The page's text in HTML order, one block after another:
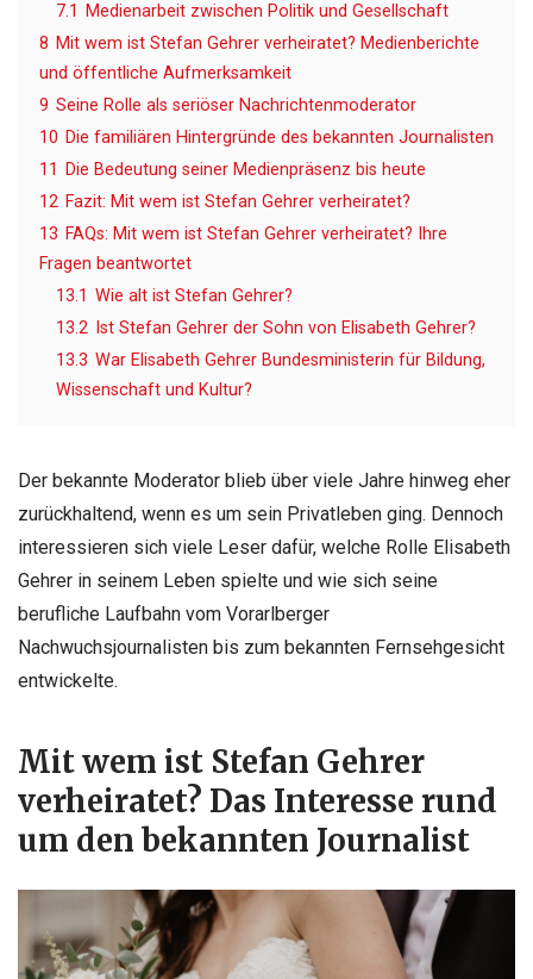
7.1
Medienarbeit zwischen Politik und Gesellschaft
8 Mit wem ist Stefan Gehrer verheiratet? Medienberichte
und öffentliche Aufmerksamkeit
9 Seine Rolle als seriöser Nachrichtenmoderator
10 Die familiären Hintergründe des bekannten Journalisten
11
Die Bedeutung seiner Medienpräsenz bis heute
12 Fazit: Mit wem ist Stefan Gehrer verheiratet?
13 FAQs: Mit wem ist Stefan Gehrer verheiratet? Ihre
Fragen beantwortet
13.1 Wie alt ist Stefan Gehrer?
13.2 Ist Stefan Gehrer der Sohn von Elisabeth Gehrer?
13.3 War Elisabeth Gehrer Bundesministerin für Bildung,
Wissenschaft und Kultur?
Der bekannte Moderator blieb über viele Jahre hinweg eher
zurückhaltend, wenn es um sein Privatleben ging. Dennoch
interessieren sich viele Leser dafür, welche Rolle Elisabeth
Gehrer in seinem Leben spielte und wie sich seine
berufliche Laufbahn vom Vorarlberger
Nachwuchsjournalisten bis zum bekannten Fernsehgesicht
entwickelte.
Mit wem ist Stefan Gehrer
verheiratet? Das Interesse rund
um den bekannten Journalist